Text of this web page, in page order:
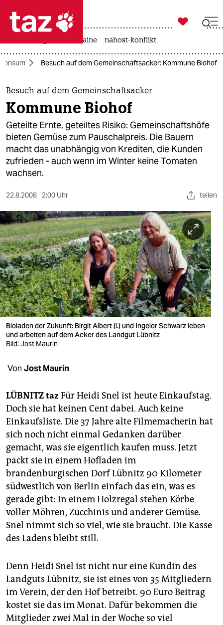
 taz zahl ich
taz zahl ich
themen
politik
öko
gesellschaft
kultur
berlin
nord
wahrheit
verlag
verlag
veranstaltungen
fragen & hilfe
unterstützen
abo
genossenschaft
epaper login

taz zahl ich
krieg in der ukraine nahost-konflikt
Konsum Besuch auf dem Gemeinschaftsacker: Kommune Biohof
Besuch auf dem Gemeinschaftsacker
Kommune Biohof
Geteilte Ernte, geteiltes Risiko: Gemeinschaftshöfe
bieten Gemüse zum Pauschalpreis. Die Bauern
macht das unabhängig von Krediten, die Kunden
zufrieden - auch wenn im Winter keine Tomaten
wachsen.
22.8.2008 2:00 Uhr teilen
Bioladen der Zukunft: Birgit Albert (l.) und Ingelor Schwarz leben
und arbeiten auf dem Acker des Landgut Lübnitz
Bild: Jost Maurin
Von Jost Maurin
LÜBNITZ taz Für Heidi Snel ist heute Einkaufstag.
Doch sie hat keinen Cent dabei. Auch keine
Einkaufsliste. Die 37 Jahre alte Filmemacherin hat
sich noch nicht einmal Gedanken darüber
gemacht, was sie eigentlich kaufen muss. Jetzt
packt sie in einem Hofladen im
brandenburgischen Dorf Lübnitz 90 Kilometer
südwestlich von Berlin einfach das ein, was es
gerade gibt: In einem Holzregal stehen Körbe
voller Möhren, Zucchinis und anderer Gemüse.
Snel nimmt sich so viel, wie sie braucht. Die Kasse
des Ladens bleibt still.
Denn Heidi Snel ist nicht nur eine Kundin des
Landguts Lübnitz, sie ist eines von 35 Mitgliedern
im Verein, der den Hof betreibt. 90 Euro Beitrag
kostet sie das im Monat. Dafür bekommen die
Mitglieder zwei Mal in der Woche so viel